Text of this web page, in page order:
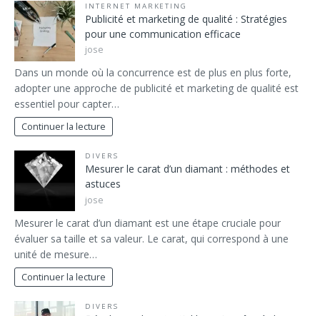
INTERNET MARKETING
Publicité et marketing de qualité : Stratégies
pour une communication efficace
jose
Dans un monde où la concurrence est de plus en plus forte,
adopter une approche de publicité et marketing de qualité est
essentiel pour capter…
Continuer la lecture
DIVERS
Mesurer le carat d’un diamant : méthodes et
astuces
jose
Mesurer le carat d’un diamant est une étape cruciale pour
évaluer sa taille et sa valeur. Le carat, qui correspond à une
unité de mesure…
Continuer la lecture
DIVERS